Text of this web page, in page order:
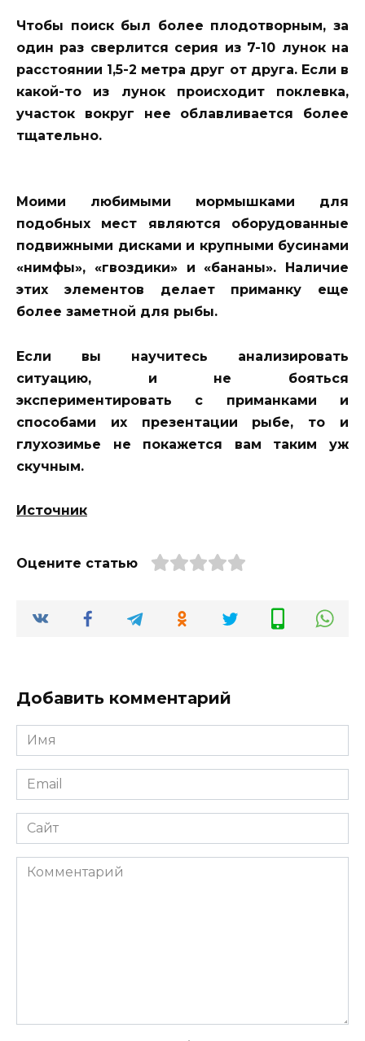
Чтобы поиск был более плодотворным, за
один раз сверлится серия из 7-10 лунок на
расстоянии 1,5-2 метра друг от друга. Если в
какой-то из лунок происходит поклевка,
участок вокруг нее облавливается более
тщательно.
Моими любимыми мормышками для
подобных мест являются оборудованные
подвижными дисками и крупными бусинами
«нимфы», «гвоздики» и «бананы». Наличие
этих элементов делает приманку еще
более заметной для рыбы.
Если вы научитесь анализировать
ситуацию, и не бояться
экспериментировать с приманками и
способами их презентации рыбе, то и
глухозимье не покажется вам таким уж
скучным.
Источник
Оцените статью
Добавить комментарий
Имя
*
Email
*
Сайт
Комментарий